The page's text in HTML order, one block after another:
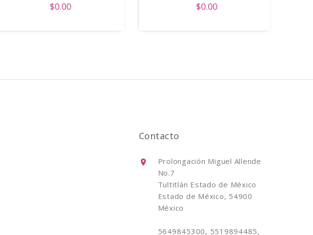
$0.00
$0.00
Contacto
Prolongación Miguel Allende
No.7
Tultitlán Estado de México
Estado de México, 54900
México
5649845300, 5519894485,